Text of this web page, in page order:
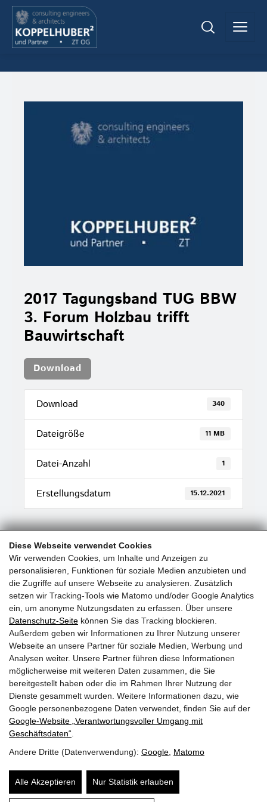
Diese Webseite verwendet Cookies
Wir verwenden Cookies, um Inhalte und Anzeigen zu
personalisieren, Funktionen für soziale Medien anzubieten und
die Zugriffe auf unsere Webseite zu analysieren. Zusätzlich
setzen wir Tracking-Tools wie Matomo und/oder Google Analytics
ein, um anonyme Nutzungsdaten zu erfassen. Über unsere
Datenschutz-Seite können Sie das Tracking blockieren.
Außerdem geben wir Informationen zu Ihrer Nutzung unserer
Webseite an unsere Partner für soziale Medien, Werbung und
Analysen weiter. Unsere Partner führen diese Informationen
möglicherweise mit weiteren Daten zusammen, die Sie
bereitgestellt haben oder die im Rahmen Ihrer Nutzung der
Dienste gesammelt wurden. Weitere Informationen dazu, wie
Google personenbezogene Daten verwendet, finden Sie auf der
Google‑Website „Verantwortungsvoller Umgang mit
Geschäftsdaten“
Andere Dritte (Datenverwendung): Google Matomo
Alle Akzeptieren Nur Statistik erlauben
2017 Tagungsband TUG BBW
3. Forum Holzbau trifft
Bauwirtschaft
Download
Download 340
Dateigröße 11 MB
Datei-Anzahl 1
Erstellungsdatum 15.12.2021
KOPPELHUBER² und Partner ZT OG
consulting engineers & architects
Sporgasse 11/2.OG A-8010 Graz
+43 (0)316 / 81 24 67
+43 (0)664 / 864 40 33
office@koppelhuber-partner.at
© 2026 – KOPPELHUBER² und Partner ZT OG